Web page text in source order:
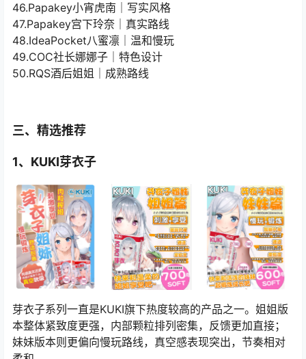
46.Papakey小宵虎南｜写实风格
47.Papakey宫下玲奈｜真实路线
48.IdeaPocket八蜜凛｜温和慢玩
49.COC社长娜娜子｜特色设计
50.RQS酒后姐姐｜成熟路线
三、精选推荐
1、KUKI芽衣子
芽衣子系列一直是KUKI旗下热度较高的产品之一。姐姐版
本整体紧致度更强，内部颗粒排列密集，反馈更加直接；
妹妹版本则更偏向慢玩路线，真空感表现突出，节奏相对